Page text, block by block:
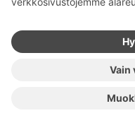
Muuta evästeasetuksia